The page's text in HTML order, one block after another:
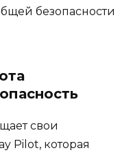
безопасности
свои
Pilot, которая